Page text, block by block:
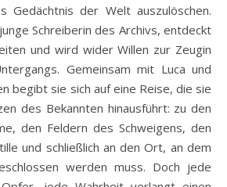
Gedächtnis der Welt auszulöschen.
Schreiberin des Archivs, entdeckt
und wird wider Willen zur Zeugin
Gemeinsam mit Luca und
begibt sie sich auf eine Reise, die sie
des Bekannten hinausführt: zu den
den Feldern des Schweigens, den
und schließlich an den Ort, an dem
werden muss. Doch jede